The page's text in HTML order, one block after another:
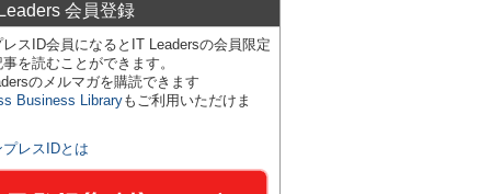
会員登録
スID会員になるとIT Leadersの会員限定
を読むことができます。
のメルマガを購読できます
Business Libraryもご利用いただけま
プレスIDとは